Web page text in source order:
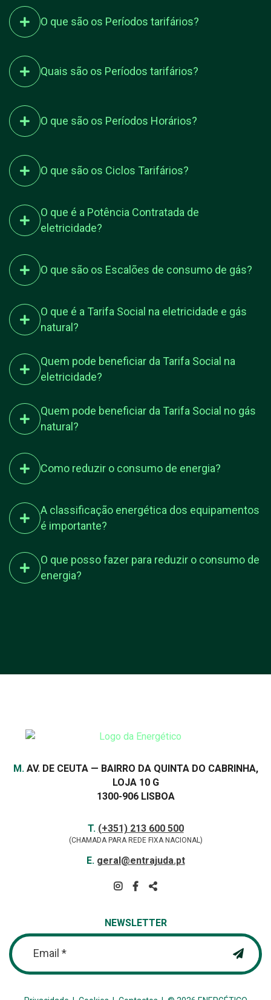
O que são os Períodos tarifários?
Quais são os Períodos tarifários?
O que são os Períodos Horários?
O que são os Ciclos Tarifários?
O que é a Potência Contratada de
eletricidade?
O que são os Escalões de consumo de gás?
O que é a Tarifa Social na eletricidade e gás
natural?
Quem pode beneficiar da Tarifa Social na
eletricidade?
Quem pode beneficiar da Tarifa Social no gás
natural?
Como reduzir o consumo de energia?
A classificação energética dos equipamentos
é importante?
O que posso fazer para reduzir o consumo de
energia?
Morada
M.AV. DE CEUTA — BAIRRO DA QUINTA DO CABRINHA,
LOJA 10 G
1300-906 LISBOA
T. (+351) 213 600 500
(CHAMADA PARA REDE FIXA NACIONAL)
E. geral@entrajuda.pt
REDE
NEWSLETTER
Email *